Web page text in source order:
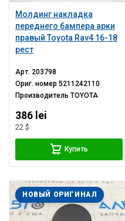
Молдинг накладка
переднего бампера арки
правый Toyota Rav4 16-18
рест
Арт. 203798
Ориг. номер5211242110
ПроизводительTOYOTA
386 lei
22 $
Купить
НОВЫЙ ОРИГИНАЛ